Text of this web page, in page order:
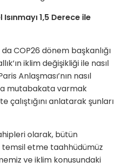
1,5 Derece ile
COP26 dönem başkanlığı
iklim değişikliği ile nasıl
Anlaşması’nın nasıl
mutabakata varmak
çalıştığını anlatarak şunları
olarak, bütün
etme taahhüdümüz
ve iklim konusundaki